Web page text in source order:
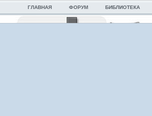
ГЛАВНАЯ ФОРУМ БИБЛИОТЕКА